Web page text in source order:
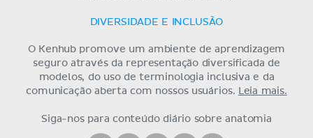
DIVERSIDADE E INCLUSÃO
O Kenhub promove um ambiente de aprendizagem
seguro através da representação diversificada de
modelos, do uso de terminologia inclusiva e da
comunicação aberta com nossos usuários.
Leia mais.
Siga-nos para conteúdo diário sobre anatomia